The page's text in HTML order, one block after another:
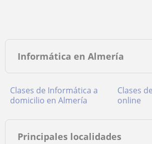
Informática en Almería
Clases de Informática a
domicilio en Almería
Clases de Informática
online
Principales localidades